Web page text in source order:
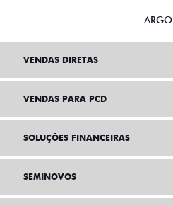
ARGO
VENDAS DIRETAS
VENDAS PARA PCD
SOLUÇÕES FINANCEIRAS
SEMINOVOS